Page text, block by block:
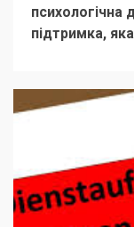
психологічна
підтримка,